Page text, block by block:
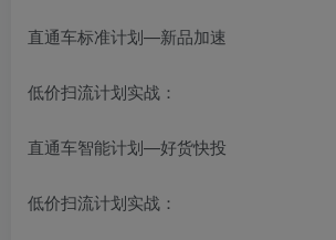
直通车标准计划—新品加速
低价扫流计划实战：
直通车智能计划—好货快投
低价扫流计划实战：